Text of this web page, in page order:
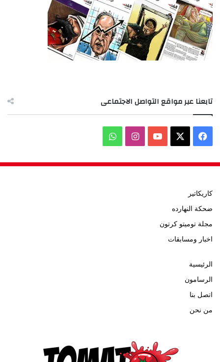
تابعنا عبر مواقع التواصل الاجتماعى
فيسبوك ‫YouTubeانستقرامواتساب
كاريكاتير
ضحكة النهارده
مجلة توميتو كرتون
اخبار ومسابقات
الرئيسية
الرسامون
اتصل بنا
من نحن